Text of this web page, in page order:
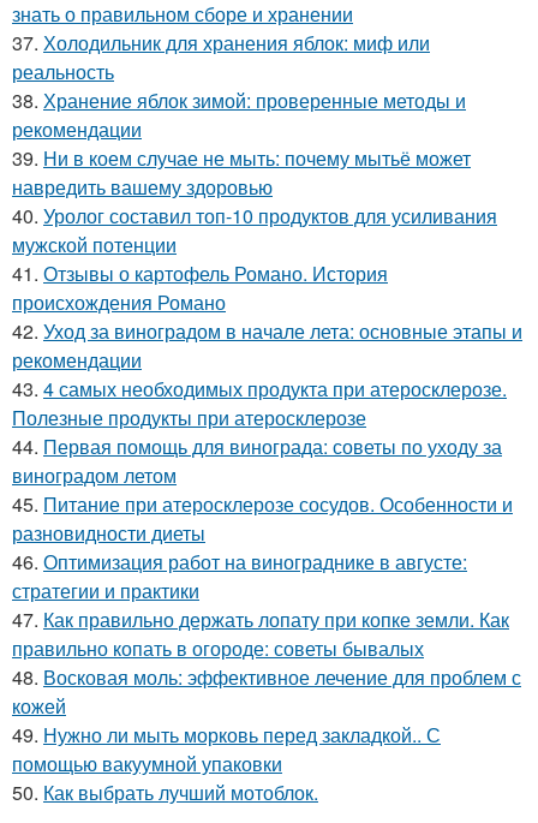
знать о правильном сборе и хранении
37. Холодильник для хранения яблок: миф или
реальность
38. Хранение яблок зимой: проверенные методы и
рекомендации
39. Ни в коем случае не мыть: почему мытьё может
навредить вашему здоровью
40. Уролог составил топ-10 продуктов для усиливания
мужской потенции
41. Отзывы о картофель Романо. История
происхождения Романо
42. Уход за виноградом в начале лета: основные этапы и
рекомендации
43. 4 самых необходимых продукта при атеросклерозе.
Полезные продукты при атеросклерозе
44. Первая помощь для винограда: советы по уходу за
виноградом летом
45. Питание при атеросклерозе сосудов. Особенности и
разновидности диеты
46. Оптимизация работ на винограднике в августе:
стратегии и практики
47. Как правильно держать лопату при копке земли. Как
правильно копать в огороде: советы бывалых
48. Восковая моль: эффективное лечение для проблем с
кожей
49. Нужно ли мыть морковь перед закладкой.. С
помощью вакуумной упаковки
50. Как выбрать лучший мотоблок.